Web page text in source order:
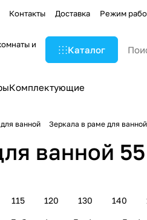
Контакты Доставка Режим
и
Каталог
Комплектующие
ванной Зеркала в раме для ванной
ванной
115 120 130 140